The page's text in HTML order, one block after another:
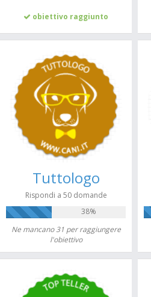
obiettivo raggiunto
Tuttologo
Rispondi a 50 domande
38%
Ne mancano 31 per raggiungere
l'obiettivo